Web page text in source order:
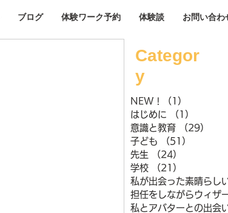
ブログ 体験ワーク予約 体験談 お問い合わ
Categor
y
NEW ! （1）
はじめに
（1）
意識と教育
（29）
子ども
（51）
先生
（24）
学校
（21）
私が出会った素晴らし
私とアバターとの出会